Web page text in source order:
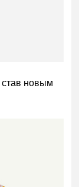
став новым